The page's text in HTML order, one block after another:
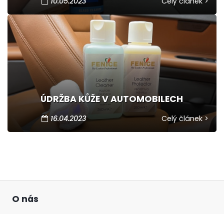
ÚDRŽBA KŮŽE V AUTOMOBILECH
16.04.2023 Celý článek >
O nás